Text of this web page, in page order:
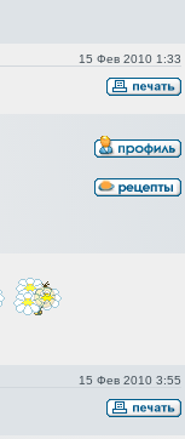
15 Фев 2010 1:33
15 Фев 2010 3:55